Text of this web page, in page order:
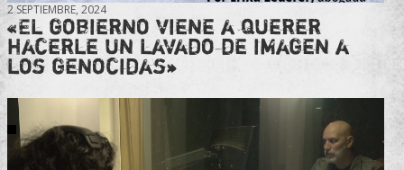
2 SEPTIEMBRE, 2024
«El gobierno viene a querer
hacerle un lavado de imagen a
los genocidas»